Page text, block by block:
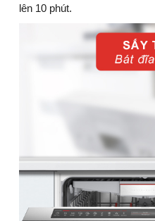
lên 10 phút.